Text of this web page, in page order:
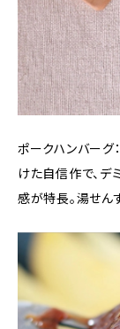
ポークハンバーグ
けた自信作で、デ
感が特長。湯せん